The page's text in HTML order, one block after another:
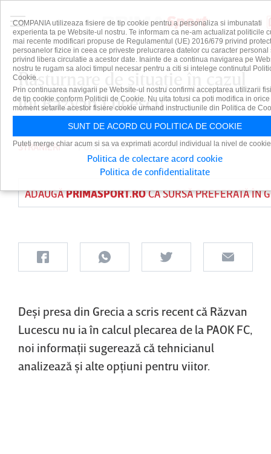
Răsturnare de situaţie în cazul
lui Răzvan Lucescu
STRANIERI PUBLICAT PE 11 IUN 2026
ADAUGĂPRIMASPORT.ROCA SURSĂ PREFERATĂ ÎN
Deşi presa din Grecia a scris recent că Răzvan
Lucescu nu ia în calcul plecarea de la PAOK FC,
noi informaţii sugerează că tehnicianul
analizează şi alte opţiuni pentru viitor.
COMPANIA utilizeaza fisiere de tip cookie pentru a personaliza si imbunatati
experienta ta pe Website-ul nostru. Te informam ca ne-am actualizat politicile
mai recente modificari propuse de Regulamentul (UE) 2016/679 privind
persoanelor fizice in ceea ce priveste prelucrarea datelor cu caracter personal
privind libera circulatie a acestor date. Inainte de a continua navigarea pe
nostru te rugam sa aloci timpul necesar pentru a citi si intelege continutul
Cookie.
Prin continuarea navigarii pe Website-ul nostru confirmi acceptarea utilizarii
de tip cookie conform Politicii de Cookie. Nu uita totusi ca poti modifica in orice
moment setarile acestor fisiere cookie urmand instructiunile din Politica de
SUNT DE ACORD CU POLITICA DE COOKIE
Puteti merge chiar acum si sa va exprimati acordul individual la nivel de
Politica de colectare acord cookie
Politica de confidentialitate